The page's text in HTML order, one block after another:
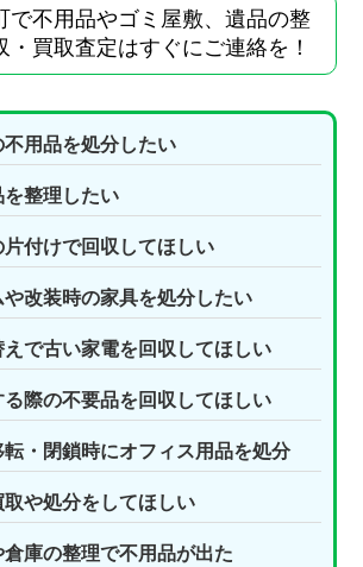
で不用品やゴミ屋敷、遺品の整
・買取査定はすぐにご連絡を！
用品を処分したい
整理したい
付けで回収してほしい
や改装時の家具を処分したい
で古い家電を回収してほしい
る際の不要品を回収してほしい
・閉鎖時にオフィス用品を処分
や処分をしてほしい
庫の整理で不用品が出た